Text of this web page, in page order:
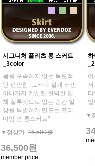
시그니처 플리츠 롱 스커트
_3color
몸을 구속하지 않는 독보적
인 편안함, 그러나 절개 라인
하나까지 계산된 완벽한 입
체 실루엣으로 입는 순간 일
상을 특별하게 만드는 프리
미엄 면 롱스커트"
▼정상가: 46,500원
36,500원
member price
▼